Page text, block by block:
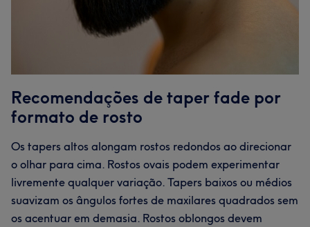
Recomendações de taper fade por
formato de rosto
Os tapers altos alongam rostos redondos ao direcionar
o olhar para cima. Rostos ovais podem experimentar
livremente qualquer variação. Tapers baixos ou médios
suavizam os ângulos fortes de maxilares quadrados sem
os acentuar em demasia. Rostos oblongos devem